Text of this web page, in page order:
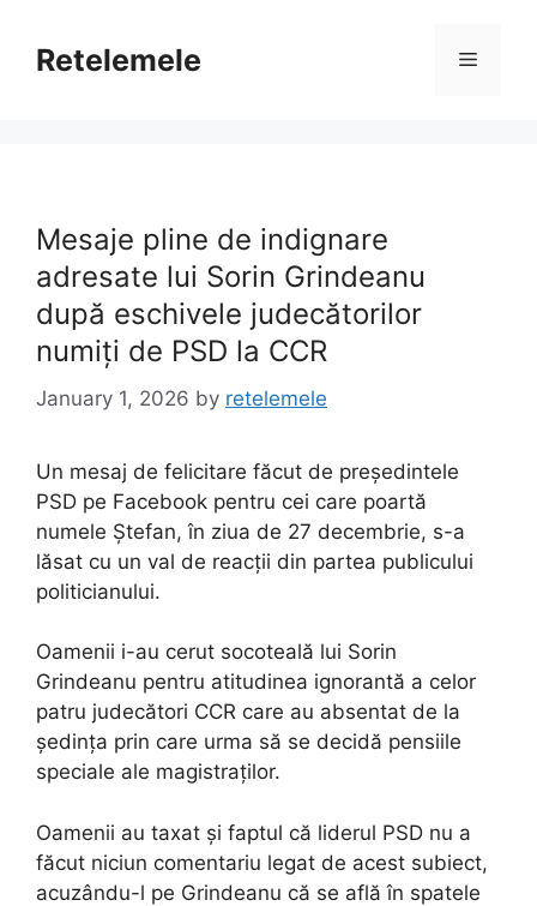
contentRetelemele Menu
Mesaje pline de indignare
adresate lui Sorin Grindeanu
după eschivele judecătorilor
numiți de PSD la CCR
January 1, 2026 by retelemele
Un mesaj de felicitare făcut de președintele
PSD pe Facebook pentru cei care poartă
numele Ștefan, în ziua de 27 decembrie, s-a
lăsat cu un val de reacții din partea publicului
politicianului.
Oamenii i-au cerut socoteală lui Sorin
Grindeanu pentru atitudinea ignorantă a celor
patru judecători CCR care au absentat de la
ședința prin care urma să se decidă pensiile
speciale ale magistraților.
Oamenii au taxat și faptul că liderul PSD nu a
făcut niciun comentariu legat de acest subiect,
acuzându-l pe Grindeanu că se află în spatele